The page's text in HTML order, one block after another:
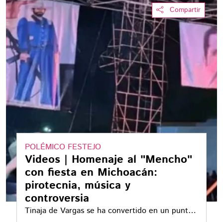
Compartir
POLÉMICO FESTEJO
Videos | Homenaje al "Mencho"
con fiesta en Michoacán:
pirotecnia, música y
controversia
Tinaja de Vargas se ha convertido en un punto